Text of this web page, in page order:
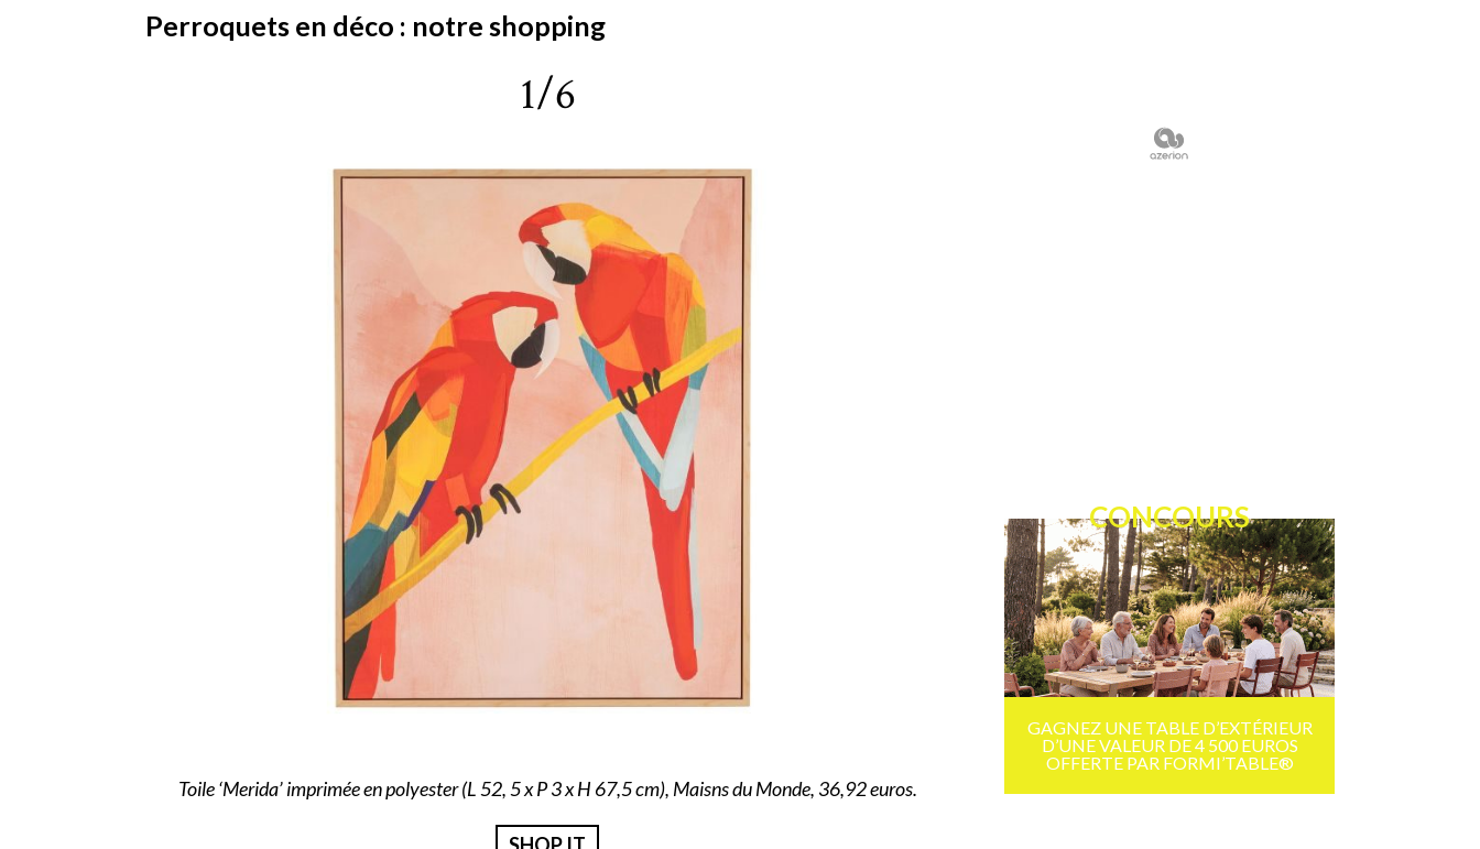
Perroquets en déco : notre shopping
1/6
Toile ‘Merida’ imprimée en polyester (L 52, 5 x P 3 x H 67,5 cm), Maisns du Monde, 36,92 euros.
CONCOURS
GAGNEZ UNE TABLE D’EXTÉRIEUR
D’UNE VALEUR DE 4 500 EUROS
OFFERTE PAR FORMI’TABLE®